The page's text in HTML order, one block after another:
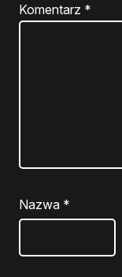
Komentarz *
Nazwa *